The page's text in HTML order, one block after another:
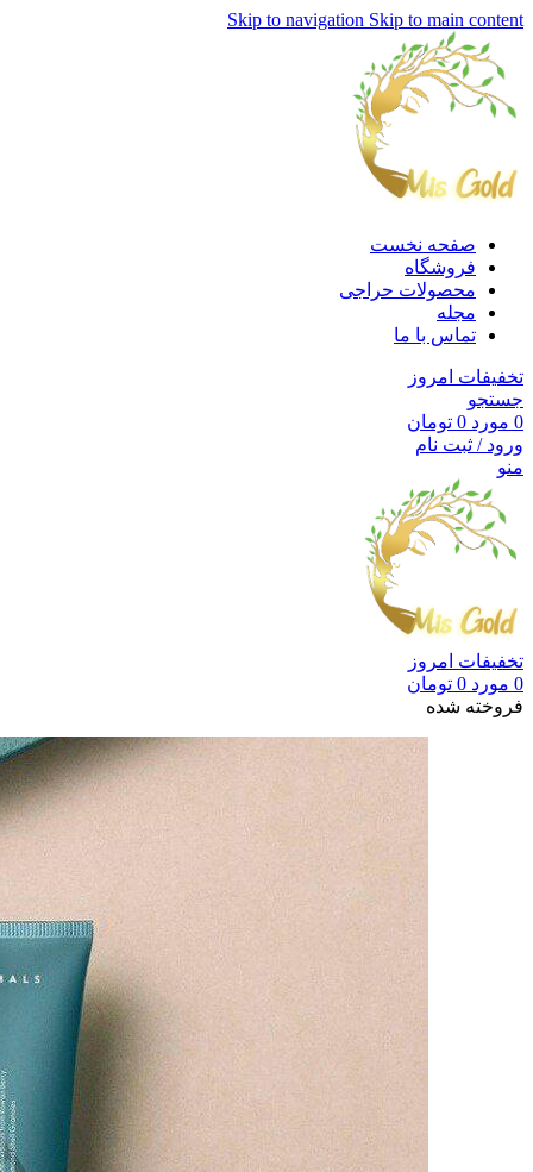
Skip to navigation Skip to main content
صفحه نخست
فروشگاه
محصولات حراجی
مجله
تماس با ما
تخفیفات امروز
جستجو
0 مورد 0 تومان
ورود / ثبت نام
منو
تخفیفات امروز
0 مورد 0 تومان
فروخته شده